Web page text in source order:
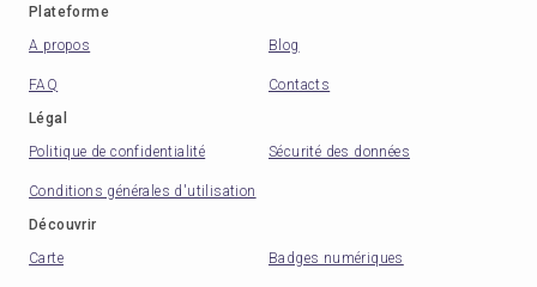
Plateforme
A propos
Blog
FAQ
Contacts
Légal
Politique de confidentialité
Sécurité des données
Conditions générales d'utilisation
Découvrir
Carte
Badges numériques